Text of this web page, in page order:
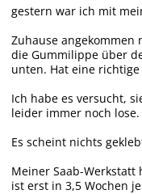
gestern war ich mit
Zuhause angekommen
die Gummilippe über
unten. Hat eine
Ich habe es versucht,
leider immer noch lose.
Es scheint nichts
Meiner Saab-
ist erst in 3,5 Wochen